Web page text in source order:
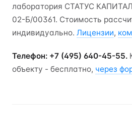
лаборатория СТАТУС
02-Б/00361. Стоимость
индивидуально. Лицензии,
Телефон: +7 (495) 640-45-55.
объекту - бесплатно, через